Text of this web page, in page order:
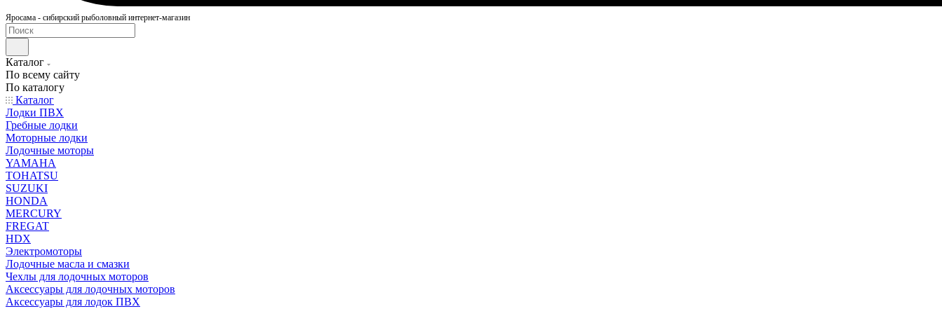
Яросама - сибирский рыболовный интернет-магазин
Каталог
По всему сайту
По каталогу
Каталог
Лодки ПВХ
Гребные лодки
Моторные лодки
Лодочные моторы
YAMAHA
TOHATSU
SUZUKI
HONDA
MERCURY
FREGAT
HDX
Электромоторы
Лодочные масла и смазки
Чехлы для лодочных моторов
Аксессуары для лодочных моторов
Аксессуары для лодок ПВХ